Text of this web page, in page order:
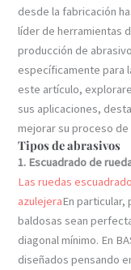
desde la fabricación
líder de herramientas
producción de
específicamente para
este artículo,
sus aplicaciones,
mejorar su proceso
Tipos de abrasivos
1. Escuadrado de
Las ruedas
azulejeraEn particular,
baldosas sean
diagonal mínimo. En
diseñados pensando